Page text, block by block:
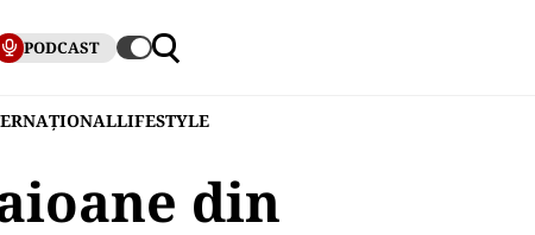
PODCAST
LIFESTYLE
din